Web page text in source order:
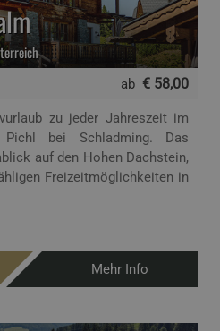
ab € 58,00
zu jeder Jahreszeit im
bei Schladming. Das
auf den Hohen Dachstein,
Freizeitmöglichkeiten in
Mehr Info